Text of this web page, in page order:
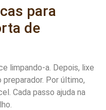
para
de
limpando-a. Depois, lixe
Por último,
Cada passo ajuda na